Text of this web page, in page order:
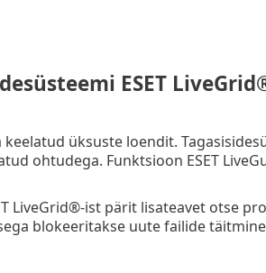
ESET
üksuste loendit.
ohtudega. Funktsioon ESET
LiveGrid®-ist pärit lisateavet otse
blokeeritakse uute failide